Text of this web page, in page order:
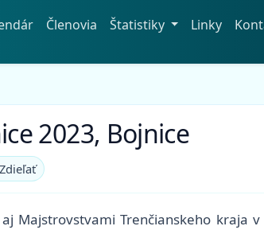
Členovia Štatistiky Linky
2023, Bojnice
Zdieľať
Majstrovstvami Trenčianskeho kraja